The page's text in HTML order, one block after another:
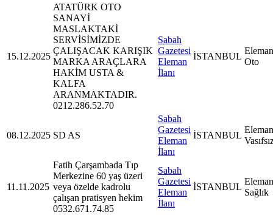
15.12.2025
ATATÜRK OTO
SANAYİ
MASLAKTAKİ
SERVİSİMİZDE
ÇALIŞACAK KARIŞIK
MARKA ARAÇLARA
HAKİM USTA &
KALFA
ARANMAKTADIR.
0212.286.52.70
Sabah
Gazetesi
Eleman
İlanı
İSTANBUL
Oto
08.12.2025 SD AS
Sabah
Gazetesi
Eleman
İlanı
İSTANBUL
11.11.2025
Fatih Çarşambada Tıp
Merkezine 60 yaş üzeri
veya özelde kadrolu
çalışan pratisyen hekim
0532.671.74.85
Sabah
Gazetesi
Eleman
İlanı
İSTANBUL
Sağlık